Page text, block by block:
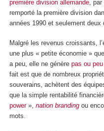
première division allemande ,
remporté la première division
années 1990 et seulement deux
Malgré les revenus croissants,
une plus « petite économie »
a peu, elle ne génère pas ou
fait est que de nombreux
souverains, achètent des
que la simple rentabilité
power», nation branding ou
mots.